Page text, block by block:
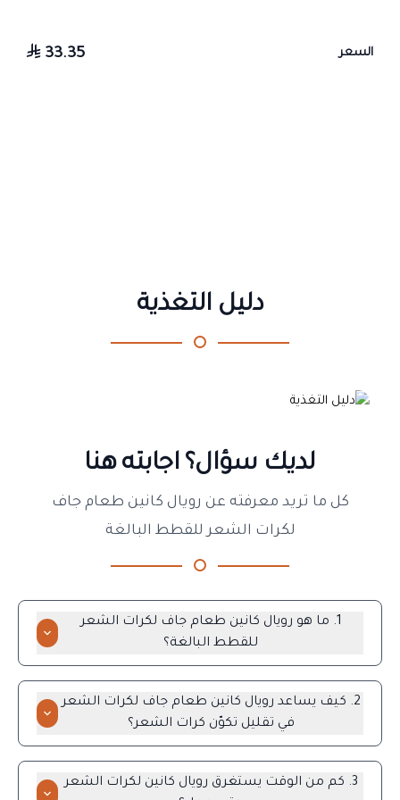
السعر 33.35
دليل التغذية
لديك سؤال؟ اجابته هنا
كل ما تريد معرفته عن رويال كانين طعام جاف
لكرات الشعر للقطط البالغة
1. ما هو رويال كانين طعام جاف لكرات الشعر
للقطط البالغة؟
جاف متكامل ومتوازن مصمم خصيصًا للقطط البالغة المعرضة
لتكوّن كرات الشعر. يحتوي على مزيج محدد من الألياف الغذائية
للمساعدة في تقليل تكوين كرات الشعر ودعم الهضم الصحي.
2. كيف يساعد رويال كانين طعام جاف لكرات الشعر
في تقليل تكوّن كرات الشعر؟
الغذائية، بما في ذلك السيلليوم والألياف غير القابلة للذوبان، مما
يساعد على تحفيز العبور المعوي بشكل طبيعي. وهذا يسمح
3. كم من الوقت يستغرق رويال كانين لكرات الشعر